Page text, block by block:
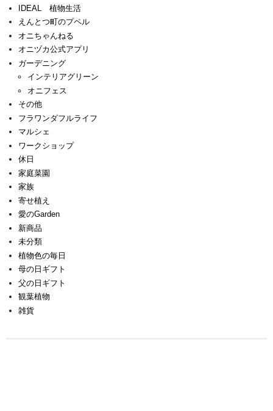
IDEAL 植物生活
えんとつ町のプペル
オニちゃんねる
オニヅカ公式アプリ
ガーデニング
インテリアグリーン
オニフェス
その他
フラワンダフルライフ
マルシェ
ワークショップ
休日
家庭菜園
家族
寄せ植え
愛のGarden
新商品
未分類
植物色の毎日
母の日ギフト
父の日ギフト
観葉植物
雑貨